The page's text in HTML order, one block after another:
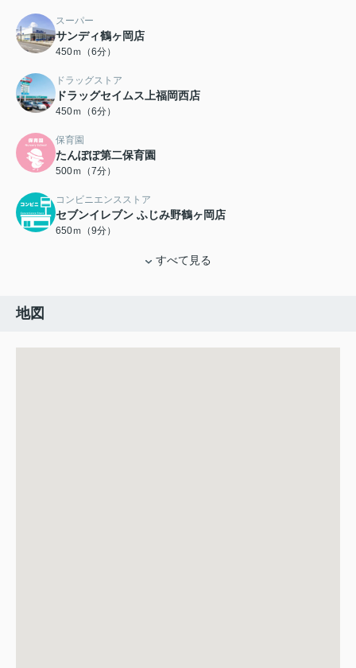
スーパー
サンディ鶴ヶ岡店
450ｍ（6分）
ドラッグストア
ドラッグセイムス上福岡西店
450ｍ（6分）
保育園
たんぽぽ第二保育園
500ｍ（7分）
コンビニエンスストア
セブンイレブン ふじみ野鶴ヶ岡店
650ｍ（9分）
すべて見る
地図